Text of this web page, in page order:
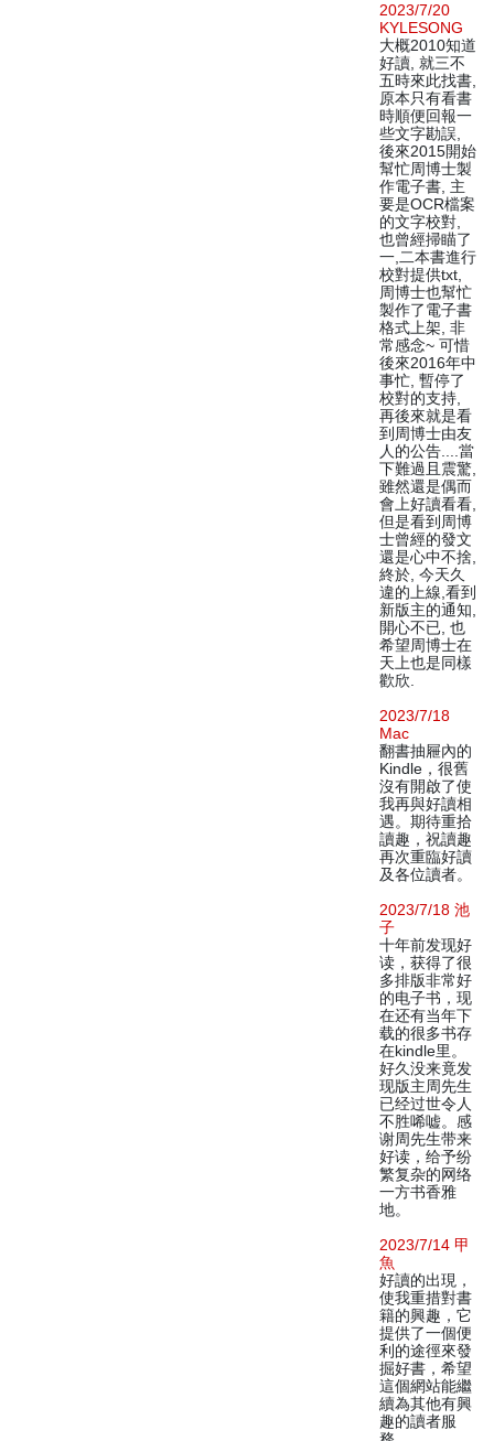
2023/7/20
KYLESONG
大概2010知道
好讀, 就三不
五時來此找書,
原本只有看書
時順便回報一
些文字勘誤,
後來2015開始
幫忙周博士製
作電子書, 主
要是OCR檔案
的文字校對,
也曾經掃瞄了
一,二本書進行
校對提供txt,
周博士也幫忙
製作了電子書
格式上架, 非
常感念~ 可惜
後來2016年中
事忙, 暫停了
校對的支持,
再後來就是看
到周博士由友
人的公告....當
下難過且震驚,
雖然還是偶而
會上好讀看看,
但是看到周博
士曾經的發文
還是心中不捨,
終於, 今天久
違的上線,看到
新版主的通知,
開心不已, 也
希望周博士在
天上也是同樣
歡欣.
2023/7/18
Mac
翻書抽屜內的
Kindle，很舊
沒有開啟了使
我再與好讀相
遇。期待重拾
讀趣，祝讀趣
再次重臨好讀
及各位讀者。
2023/7/18 池
子
十年前发现好
读，获得了很
多排版非常好
的电子书，现
在还有当年下
载的很多书存
在kindle里。
好久没来竟发
现版主周先生
已经过世令人
不胜唏嘘。感
谢周先生带来
好读，给予纷
繁复杂的网络
一方书香雅
地。
2023/7/14 甲
魚
好讀的出現，
使我重措對書
籍的興趣，它
提供了一個便
利的途徑來發
掘好書，希望
這個網站能繼
續為其他有興
趣的讀者服